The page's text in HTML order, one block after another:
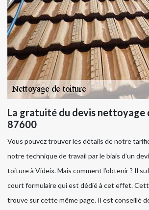
La gratuité du devis
87600
Vous pouvez trouver les détails de notre
notre technique de travail par le biais d’un
toiture à Videix. Mais comment l’obtenir ? Il
court formulaire qui est dédié à cet effet.
trouve sur cette même page. Il est conseillé